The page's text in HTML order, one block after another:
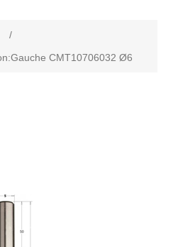
/
CMT10706032 Ø6